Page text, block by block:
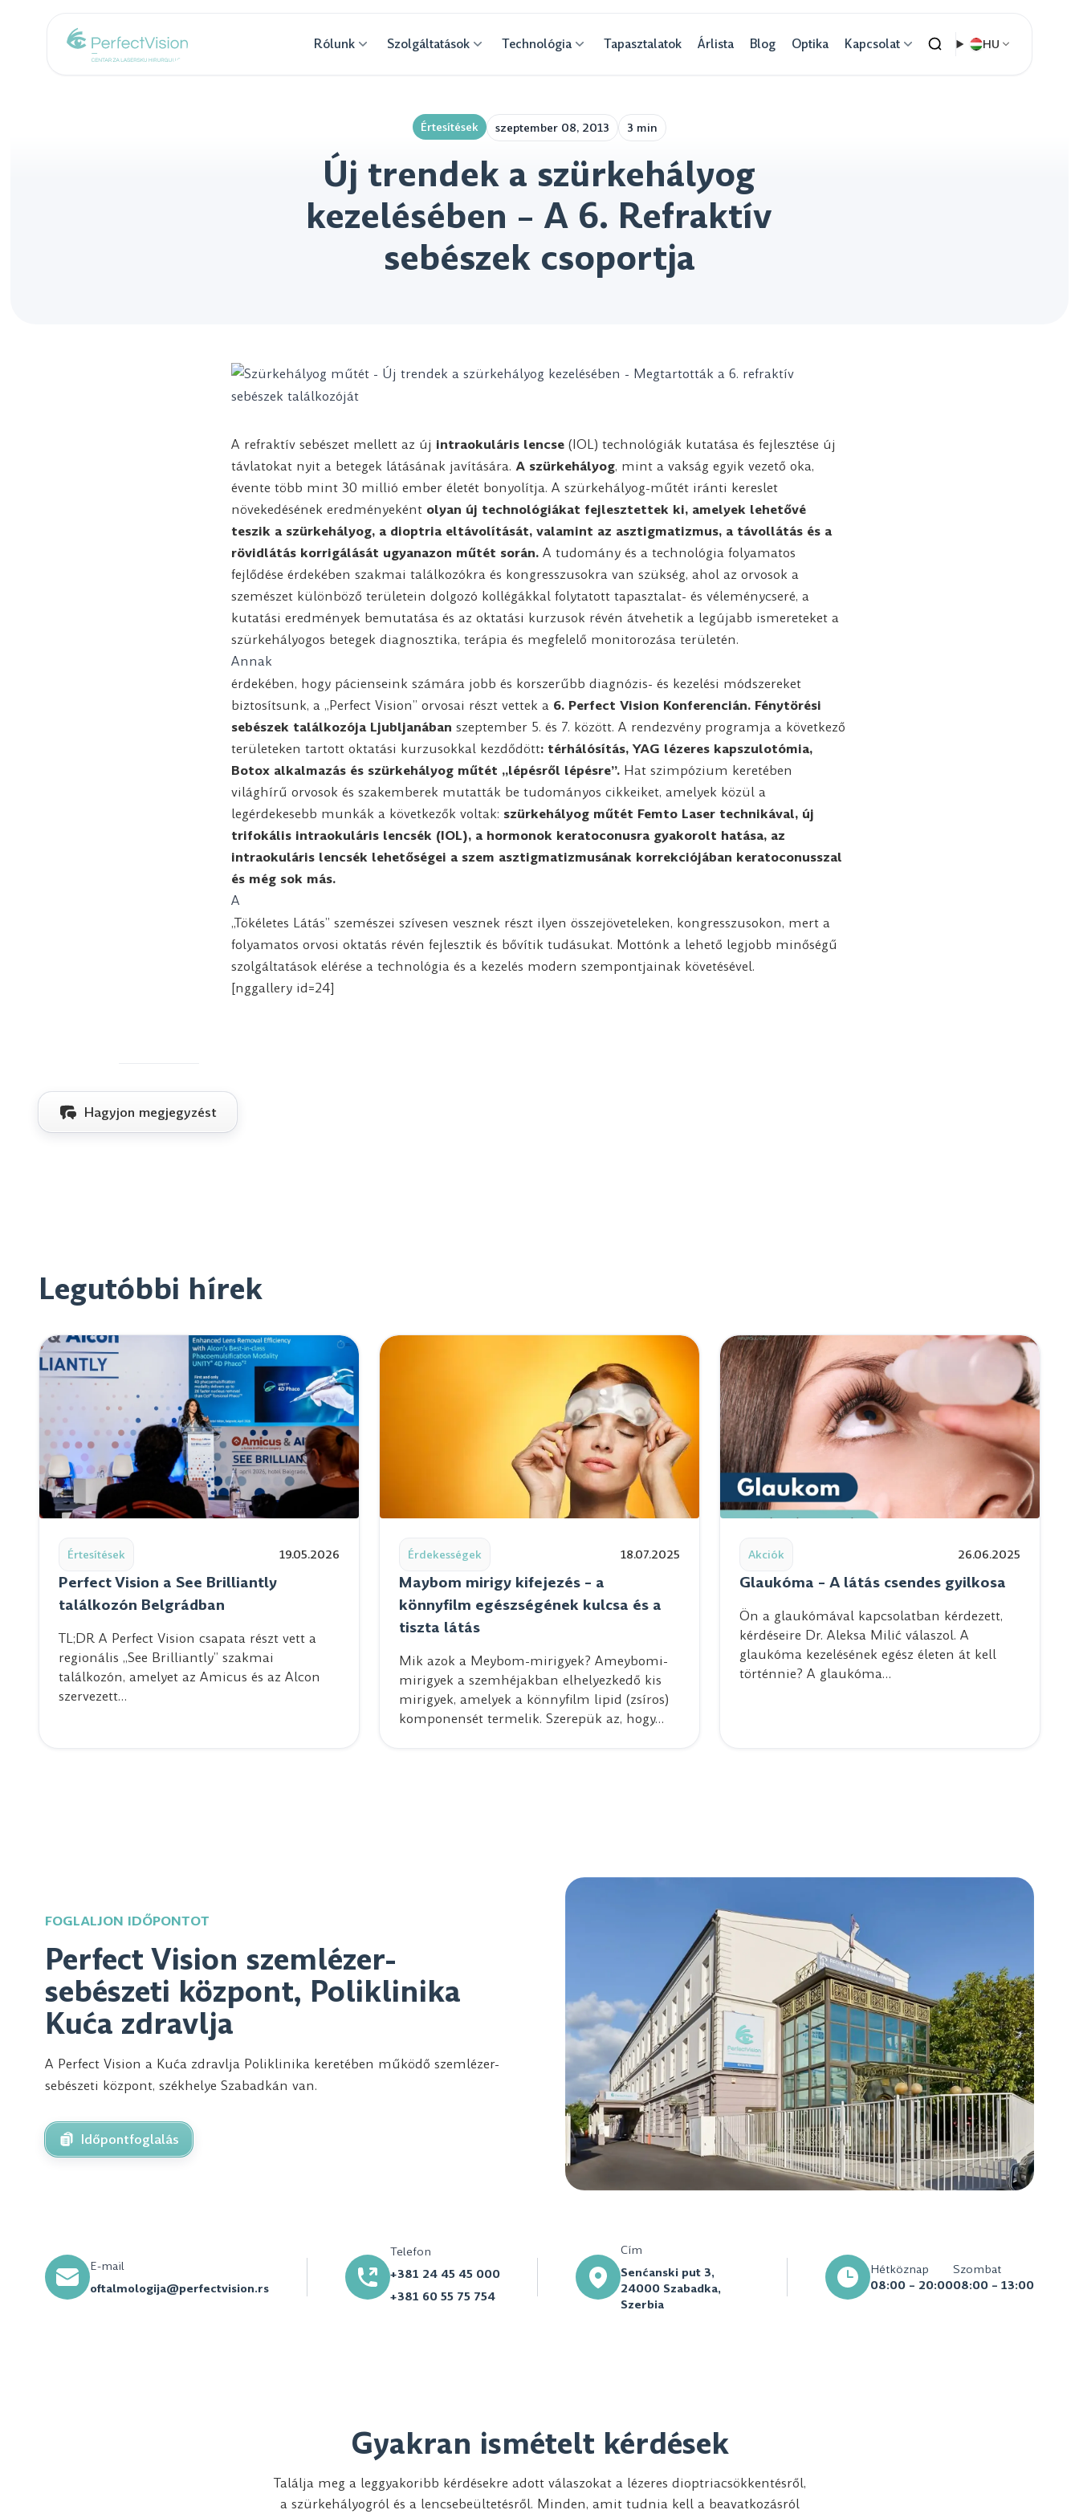
Rólunk Szolgáltatások Technológia Tapasztalatok Árlista Blog Optika Kapcsolat HU
Értesítések szeptember 08, 2013 3 min
Új trendek a szürkehályog
kezelésében – A 6. Refraktív
sebészek csoportja
A refraktív sebészet mellett az új intraokuláris lencse (IOL) technológiák kutatása és fejlesztése új
távlatokat nyit a betegek látásának javítására. A szürkehályog, mint a vakság egyik vezető oka,
évente több mint 30 millió ember életét bonyolítja. A szürkehályog-műtét iránti kereslet
növekedésének eredményeként olyan új technológiákat fejlesztettek ki, amelyek lehetővé
teszik a szürkehályog, a dioptria eltávolítását, valamint az asztigmatizmus, a távollátás és a
rövidlátás korrigálását ugyanazon műtét során. A tudomány és a technológia folyamatos
fejlődése érdekében szakmai találkozókra és kongresszusokra van szükség, ahol az orvosok a
szemészet különböző területein dolgozó kollégákkal folytatott tapasztalat- és véleménycseré, a
kutatási eredmények bemutatása és az oktatási kurzusok révén átvehetik a legújabb ismereteket a
szürkehályogos betegek diagnosztika, terápia és megfelelő monitorozása területén.
Annak
érdekében, hogy pácienseink számára jobb és korszerűbb diagnózis- és kezelési módszereket
biztosítsunk, a „Perfect Vision” orvosai részt vettek a 6. Perfect Vision Konferencián. Fénytörési
sebészek találkozója Ljubljanában szeptember 5. és 7. között. A rendezvény programja a következő
területeken tartott oktatási kurzusokkal kezdődött: térhálósítás, YAG lézeres kapszulotómia,
Botox alkalmazás és szürkehályog műtét „lépésről lépésre”. Hat szimpózium keretében
világhírű orvosok és szakemberek mutatták be tudományos cikkeiket, amelyek közül a
legérdekesebb munkák a következők voltak: szürkehályog műtét Femto Laser technikával, új
trifokális intraokuláris lencsék (IOL), a hormonok keratoconusra gyakorolt hatása, az
intraokuláris lencsék lehetőségei a szem asztigmatizmusának korrekciójában keratoconusszal
és még sok más.
A
„Tökéletes Látás” szemészei szívesen vesznek részt ilyen összejöveteleken, kongresszusokon, mert a
folyamatos orvosi oktatás révén fejlesztik és bővítik tudásukat. Mottónk a lehető legjobb minőségű
szolgáltatások elérése a technológia és a kezelés modern szempontjainak követésével.
[nggallery id=24]
Hagyjon megjegyzést
Legutóbbi hírek
Értesítések 19.05.2026
Perfect Vision a See Brilliantly
találkozón Belgrádban
TL;DR A Perfect Vision csapata részt vett a
regionális „See Brilliantly” szakmai
találkozón, amelyet az Amicus és az Alcon
szervezett…
Érdekességek 18.07.2025
Maybom mirigy kifejezés – a
könnyfilm egészségének kulcsa és a
tiszta látás
Mik azok a Meybom-mirigyek? Ameybomi-
mirigyek a szemhéjakban elhelyezkedő kis
mirigyek, amelyek a könnyfilm lipid (zsíros)
komponensét termelik. Szerepük az, hogy…
Akciók 26.06.2025
Glaukóma – A látás csendes gyilkosa
Ön a glaukómával kapcsolatban kérdezett,
kérdéseire Dr. Aleksa Milić válaszol. A
glaukóma kezelésének egész életen át kell
történnie? A glaukóma…
FOGLALJON IDŐPONTOT
Perfect Vision szemlézer-
sebészeti központ, Poliklinika
Kuća zdravlja
A Perfect Vision a Kuća zdravlja Poliklinika keretében működő szemlézer-
sebészeti központ, székhelye Szabadkán van.
Időpontfoglalás
E-mail
oftalmologija@perfectvision.rs
Telefon
+381 24 45 45 000
+381 60 55 75 754
Cím
Senćanski put 3,
24000 Szabadka,
Szerbia
Hétköznap
08:00 – 20:00
Szombat
08:00 – 13:00
Gyakran ismételt kérdések
Találja meg a leggyakoribb kérdésekre adott válaszokat a lézeres dioptriacsökkentésről,
a szürkehályogról és a lencsebeültetésről. Minden, amit tudnia kell a beavatkozásról